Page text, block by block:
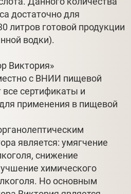
достаточно для
литров готовой продукции
водки).
Виктория»
с ВНИИ пищевой
все сертификаты и
применения в пищевой
является: умягчение
снижение
химического
Но основным